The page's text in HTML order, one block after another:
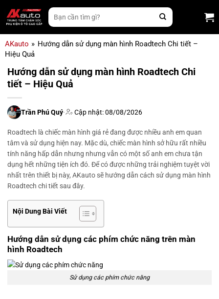
qua
nội
Tìm
kiếm:
AKauto » Hướng dẫn sử dụng màn hình Roadtech Chi tiết –
Hiệu Quả
Hướng dẫn sử dụng màn hình Roadtech Chi
tiết – Hiệu Quả
Trần Phú Quý· Cập nhật: 08/08/2026
Roadtech là chiếc màn hình giá rẻ đang được nhiều anh em quan
tâm và sử dụng hiện nay. Mặc dù, chiếc màn hình sở hữu rất nhiều
tính năng hấp dẫn nhưng nhưng vẫn có một số anh em chưa tận
dụng hết những tiện ích đó. Để có được những trải nghiệm tuyệt vời
nhất trên thiết bị này, AKauto sẽ hướng dẫn cách sử dụng màn hình
Roadtech chi tiết sau đây.
Nội Dung Bài Viết
Hướng dẫn sử dụng các phím chức năng trên màn
hình Roadtech
Sử dụng các phím chức năng